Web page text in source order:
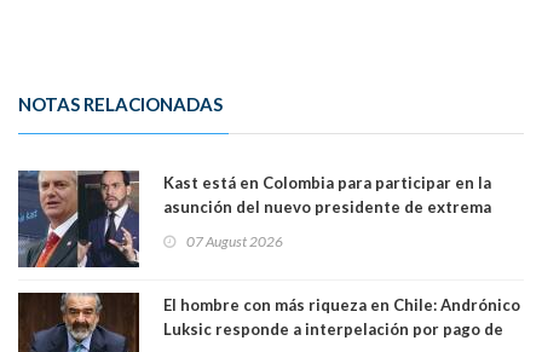
NOTAS RELACIONADAS
Kast está en Colombia para participar en la
asunción del nuevo presidente de extrema
07 August 2026
El hombre con más riqueza en Chile: Andrónico
Luksic responde a interpelación por pago de